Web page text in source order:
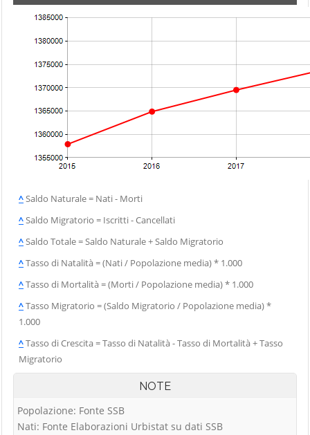
^Saldo Naturale = Nati - Morti
^Saldo Migratorio = Iscritti - Cancellati
^Saldo Totale = Saldo Naturale + Saldo Migratorio
^Tasso di Natalità = (Nati / Popolazione media) * 1.000
^Tasso di Mortalità = (Morti / Popolazione media) * 1.000
^Tasso Migratorio = (Saldo Migratorio / Popolazione media) *
1.000
^Tasso di Crescita = Tasso di Natalità - Tasso di Mortalità + Tasso
Migratorio
NOTE
Popolazione: Fonte SSB
Nati: Fonte Elaborazioni Urbistat su dati SSB